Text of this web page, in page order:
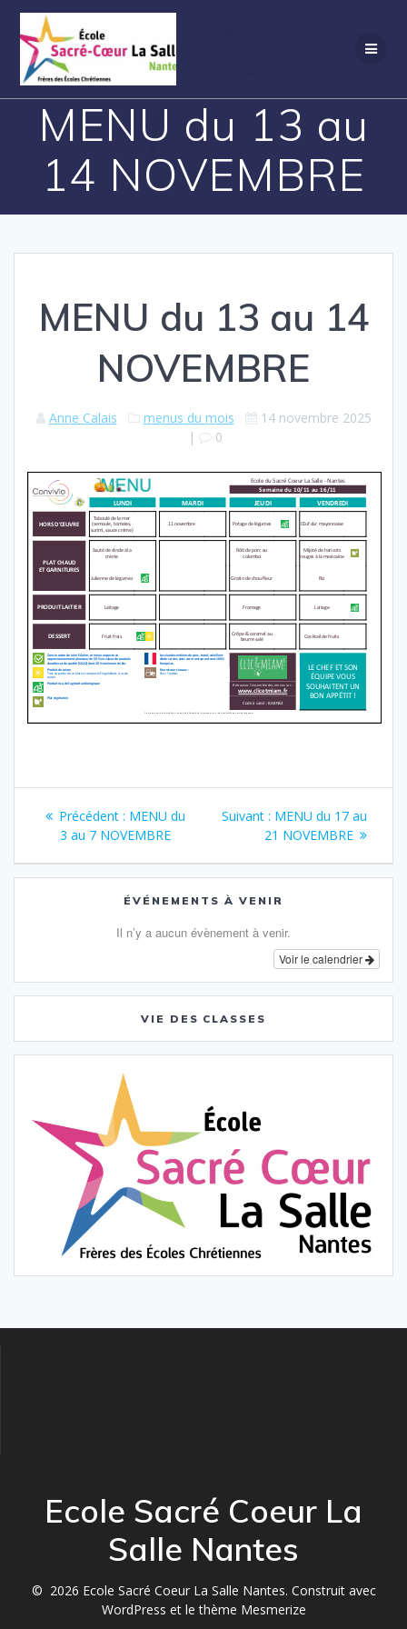
MENU du 13 au
14 NOVEMBRE
MENU du 13 au 14
NOVEMBRE
Anne Calais menus du mois
14 novembre 2025
|
0
Navigation
l’article
Précédent : Article
précédent
MENU du
3 au 7 NOVEMBRE
Suivant : Article
suivant
MENU du 17 au
21 NOVEMBRE
ÉVÉNEMENTS À VENIR
Il n’y a aucun évènement à venir.
Voir le calendrier
VIE DES CLASSES
Ecole Sacré Coeur La
Salle Nantes
© 2026 Ecole Sacré Coeur La Salle Nantes. Construit avec
WordPress et lethème Mesmerize